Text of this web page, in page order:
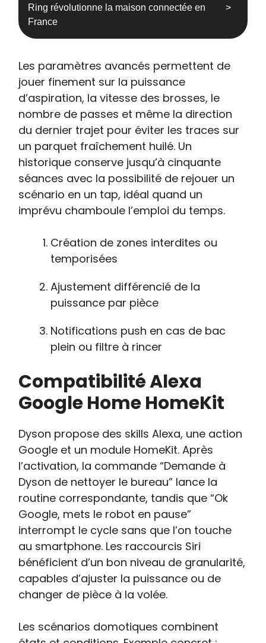
Ring révolutionne la maison connectée en
France
Les paramètres avancés permettent de
jouer finement sur la puissance
d’aspiration, la vitesse des brosses, le
nombre de passes et même la direction
du dernier trajet pour éviter les traces sur
un parquet fraîchement huilé. Un
historique conserve jusqu’à cinquante
séances avec la possibilité de rejouer un
scénario en un tap, idéal quand un
imprévu chamboule l’emploi du temps.
Création de zones interdites ou
temporisées
Ajustement différencié de la
puissance par pièce
Notifications push en cas de bac
plein ou filtre à rincer
Compatibilité Alexa
Google Home HomeKit
Dyson propose des skills Alexa, une action
Google et un module HomeKit. Après
l’activation, la commande “Demande à
Dyson de nettoyer le bureau” lance la
routine correspondante, tandis que “Ok
Google, mets le robot en pause”
interrompt le cycle sans que l’on touche
au smartphone. Les raccourcis Siri
bénéficient d’un bon niveau de granularité,
capables d’ajuster la puissance ou de
changer de pièce à la volée.
Les scénarios domotiques combinent